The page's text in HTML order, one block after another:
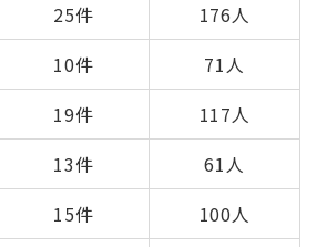
25件
176人
10件
71人
19件
117人
13件
61人
15件
100人